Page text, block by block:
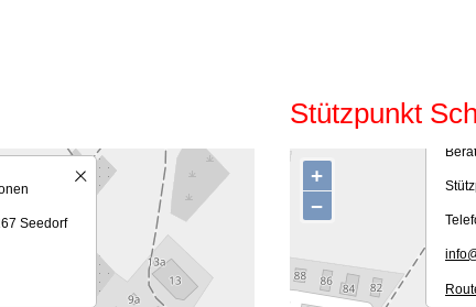
Seedorf
Stützpunkt
nf
+
−